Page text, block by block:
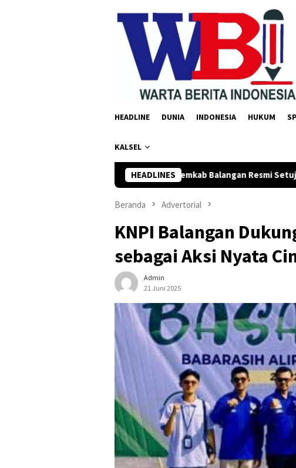
HEADLINE DUNIA INDONESIA HUKUM
KALSEL
HEADLINES
DPRD dan Pemkab Balangan Resmi Setujui Raperda Perubahan
Beranda Advertorial
KNPI Balangan
sebagai Aksi Nyata
Admin
21 Juni 2025